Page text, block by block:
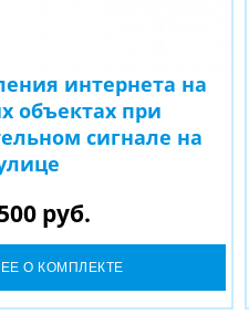
интернета на
объектах при
сигнале на
руб.
О КОМПЛЕКТЕ